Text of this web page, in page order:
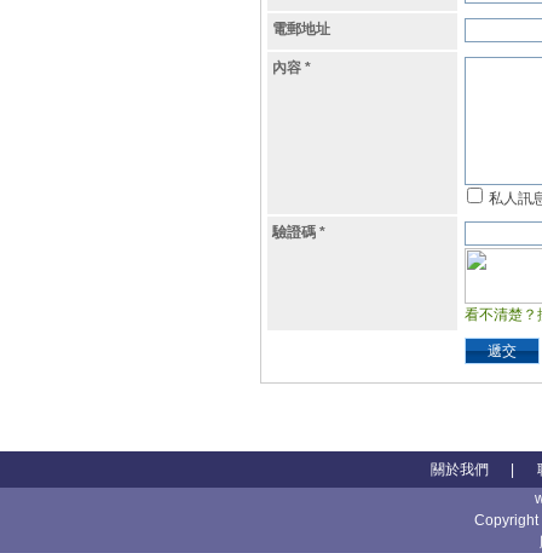
電郵地址
內容 *
私人訊
驗證碼 *
看不清楚？
遞交
關於我們